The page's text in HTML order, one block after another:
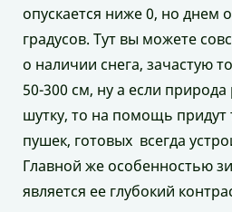
опускается ниже 0, но днем
градусов. Тут вы можете
о наличии снега, зачастую
50-300 см, ну а если
шутку, то на помощь
пушек, готовых всегда
Главной же особенностью
является ее глубокий